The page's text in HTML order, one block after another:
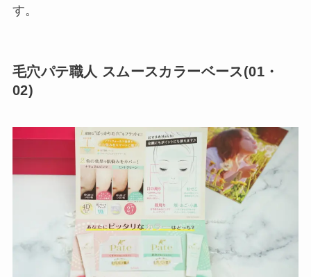
す。
毛穴パテ職人 スムースカラーベース(01・
02)